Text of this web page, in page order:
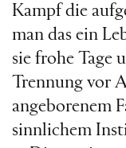
Kampf die
man das ein
sie frohe Tage
Trennung vor
angeborenem
sinnlichem